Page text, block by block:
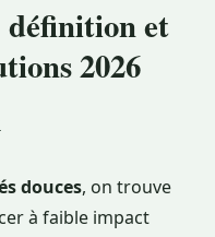
définition et
2026
douces, on trouve
à faible impact